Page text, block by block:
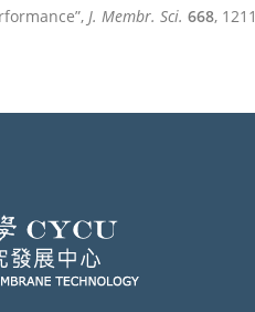
J. Membr. Sci. 668,